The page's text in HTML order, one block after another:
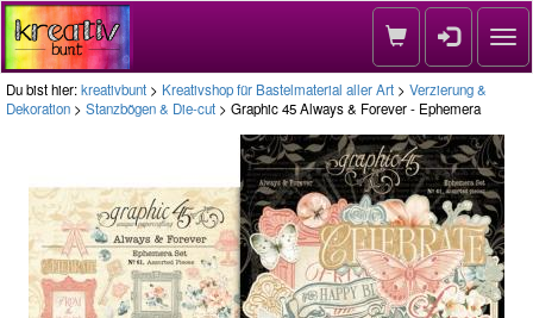
Du bist hier:kreativbunt > Kreativshop für Bastelmaterial aller Art > Verzierung &
Dekoration > Stanzbögen & Die-cut > Graphic 45 Always & Forever - Ephemera